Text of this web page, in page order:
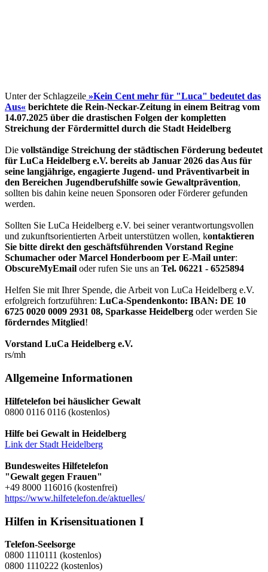
Unter der Schlagzeile »Kein Cent mehr für "Luca" bedeutet das
Aus« berichtete die Rein-Neckar-Zeitung in einem Beitrag vom
14.07.2025 über die drastischen Folgen der kompletten
Streichung der Fördermittel durch die Stadt Heidelberg
Die vollständige Streichung der städtischen Förderung bedeutet
für LuCa Heidelberg e.V. bereits ab Januar 2026 das Aus für
seine langjährige, engagierte Jugend- und Präventivarbeit in
den Bereichen Jugendberufshilfe sowie Gewaltprävention,
sollten bis dahin keine neuen Sponsoren oder Förderer gefunden
werden.
Sollten Sie LuCa Heidelberg e.V. bei seiner verantwortungsvollen
und zukunftsorientierten Arbeit unterstützen wollen, kontaktieren
Sie bitte direkt den geschäftsführenden Vorstand Regine
Schumacher oder Marcel Honderboom per E-Mail unter:
ObscureMyEmail oder rufen Sie uns an Tel. 06221 - 6525894
Helfen Sie mit Ihrer Spende, die Arbeit von LuCa Heidelberg e.V.
erfolgreich fortzuführen: LuCa-Spendenkonto: IBAN: DE 10
6725 0020 0009 2931 08, Sparkasse Heidelberg oder werden Sie
förderndes Mitglied!
Vorstand LuCa Heidelberg e.V.
rs/mh
Allgemeine Informationen
Hilfetelefon bei häuslicher Gewalt
0800 0116 0116 (kostenlos)
Hilfe bei Gewalt in Heidelberg
Link der Stadt Heidelberg
Bundesweites Hilfetelefon
"Gewalt gegen Frauen"
+49 8000 116016 (kostenfrei)
https://www.hilfetelefon.de/aktuelles/
Hilfen in Krisensituationen I
Telefon-Seelsorge
0800 1110111 (kostenlos)
0800 1110222 (kostenlos)